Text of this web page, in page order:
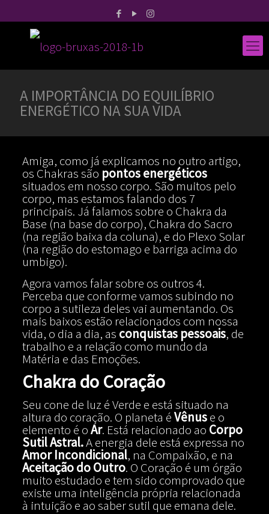
A IMPORTÂNCIA DO EQUILÍBRIO
ENERGÉTICO NA SUA VIDA
Amiga, como já explicamos no outro artigo,
os Chakras são pontos energéticos
situados em nosso corpo. São muitos pelo
corpo, mas estamos falando dos 7
principais. Já falamos sobre o Chakra da
Base (na base do corpo), Chakra do Sacro
(na região baixa da coluna), e do Plexo Solar
(na região do estomago e barriga acima do
umbigo).
Agora vamos falar sobre os outros 4.
Perceba que conforme vamos subindo no
corpo a sutileza deles vai aumentando. Os
mais baixos estão relacionados com nossa
vida, o dia a dia, as conquistas pessoais, de
trabalho e a relação como mundo da
Matéria e das Emoções.
Chakra do Coração
Seu cone de luz é Verde e está situado na
altura do coração. O planeta éVênuse o
elemento é oAr. Está relacionado ao Corpo
Sutil Astral.A energia dele está expressa no
Amor Incondicional, na Compaixão, e na
Aceitação do Outro. O Coração é um órgão
muito estudado e tem sido comprovado que
existe uma inteligência própria relacionada
à intuição e ao saber sutil que emana dele.